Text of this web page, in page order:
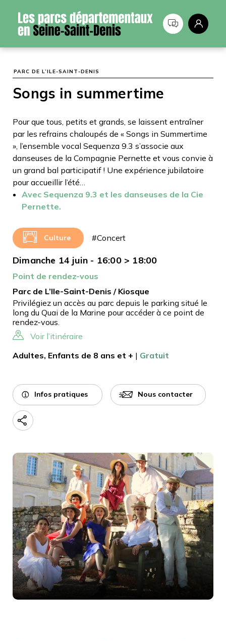
PARC DE L’ILE-SAINT-DENIS
Songs in summertime
Pour que tous, petits et grands, se laissent entraîner
par les refrains chaloupés de « Songs in Summertime
», l’ensemble vocal Sequenza 9.3 s’associe aux
danseuses de la Compagnie Pernette et vous convie à
un grand bal participatif ! Une expérience jubilatoire
pour accueillir l’été…
Avec Sequenza 9.3 et les danseuses de la Cie
Pernette.
Culture #Concert
Dimanche 14 juin - 16:00 > 18:00
Point de rendez-vous
Parc de L’Ile-Saint-Denis / Kiosque
Privilégiez un accès au parc depuis le parking situé le
long du Quai de la Marine pour accéder à ce point de
rendez-vous.
Voir l’itinéraire
Adultes, Enfants de 8 ans et + | Gratuit
Infos pratiques Nous contacter